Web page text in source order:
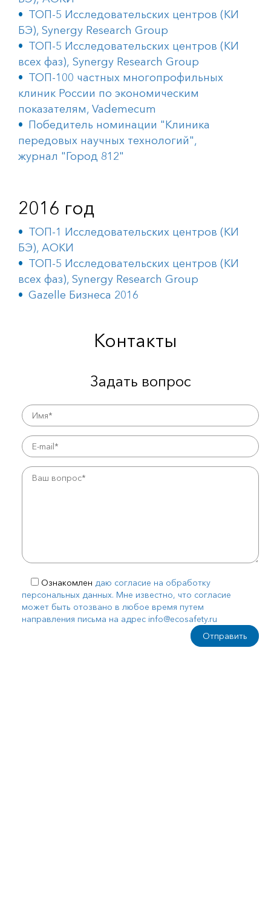
ТОП-5 Исследовательских центров (КИ
БЭ), Synergy Research Group
ТОП-5 Исследовательских центров (КИ
всех фаз), Synergy Research Group
ТОП-100 частных многопрофильных
клиник России по экономическим
показателям, Vademecum
Победитель номинации "Клиника
передовых научных технологий",
журнал "Город 812"
2016 год
ТОП-1 Исследовательских центров (КИ
БЭ), АОКИ
ТОП-5 Исследовательских центров (КИ
всех фаз), Synergy Research Group
Gazelle Бизнеса 2016
Контакты
Задать вопрос
Ознакомлен даю согласие на обработку
персональных данных. Мне известно, что согласие
может быть отозвано в любое время путем
направления письма на адрес info@ecosafety.ru